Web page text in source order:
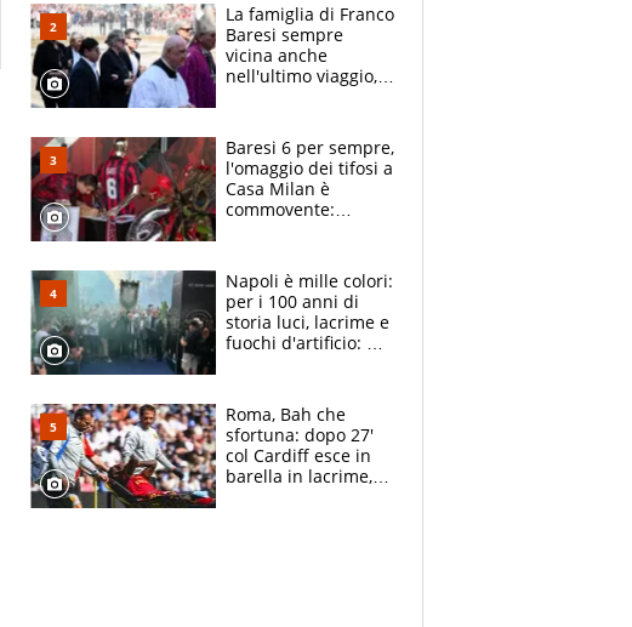
La famiglia di Franco
Baresi sempre
vicina anche
nell'ultimo viaggio,
circondati
dall'affetto dei tifosi
Baresi 6 per sempre,
l'omaggio dei tifosi a
Casa Milan è
commovente:
bigliettini
Napoli è mille colori:
per i 100 anni di
storia luci, lacrime e
fuochi d'artificio: De
Roma, Bah che
sfortuna: dopo 27'
col Cardiff esce in
barella in lacrime,